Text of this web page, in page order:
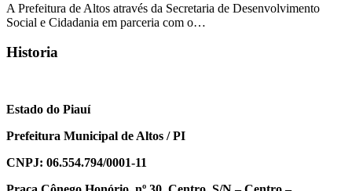
A Prefeitura de Altos através da Secretaria de Desenvolvimento
Social e Cidadania em parceria com o…
Historia
Estado do Piauí
Prefeitura Municipal de Altos / PI
CNPJ: 06.554.794/0001-11